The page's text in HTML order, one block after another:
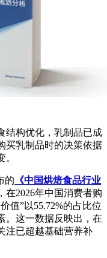
构优化，乳制品已成
买乳制品时的决策依据
的 《中国烘焙食品行业
在2026年中国消费者购
值”以55.72%的占比位
。这一数据反映出，在
注已超越基础营养补